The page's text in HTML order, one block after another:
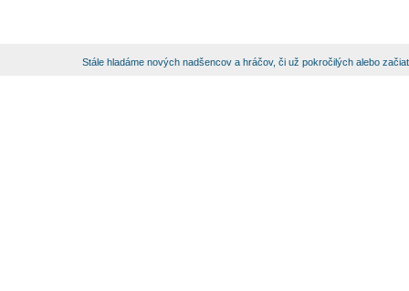
Stále hladáme nových nadšencov a hráčov, či už pokročilých alebo